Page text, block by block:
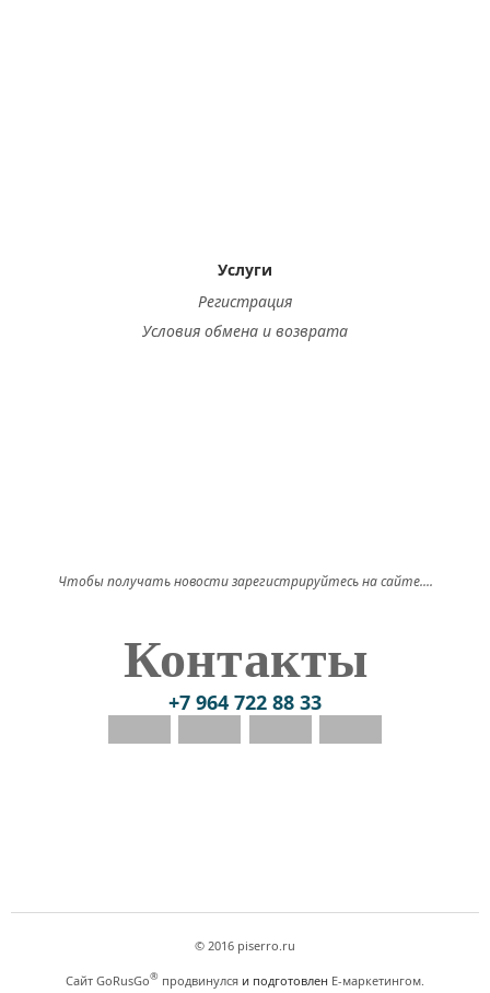
Услуги
Регистрация
Условия обмена и возврата
Чтобы получать новости зарегистрируйтесь на сайте....
Контакты
+7 964 722 88 33
© 2016 piserro.ru
Сайт GoRusGo® продвинулся и подготовлен Е-маркетингом.